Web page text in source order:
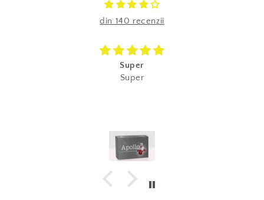
din 140 recenzii
Super
Super